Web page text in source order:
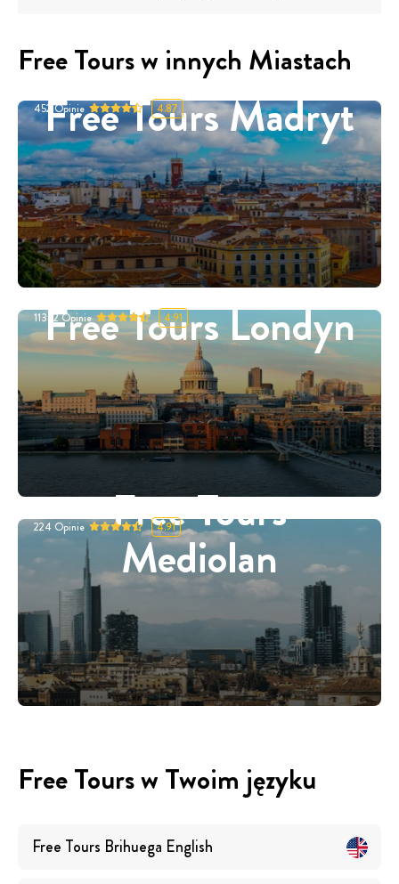
Free Tours w innych Miastach
Free Tours Madryt
452 Opinie 4.87
Free Tours Londyn
11332Opinie 4.91
Free Tours
Mediolan
224 Opinie 4.91
Free Tours w Twoim języku
Free Tours Brihuega English